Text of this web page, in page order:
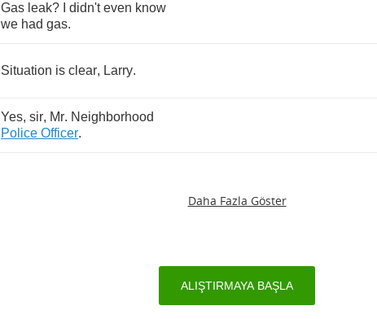
Gas leak? didn't even know
we had gas.
Situation is clear, Larry.
Yes, sir, Mr. Neighborhood
Police Officer.
Daha Fazla Göster
ALIŞTIRMAYA BAŞLA